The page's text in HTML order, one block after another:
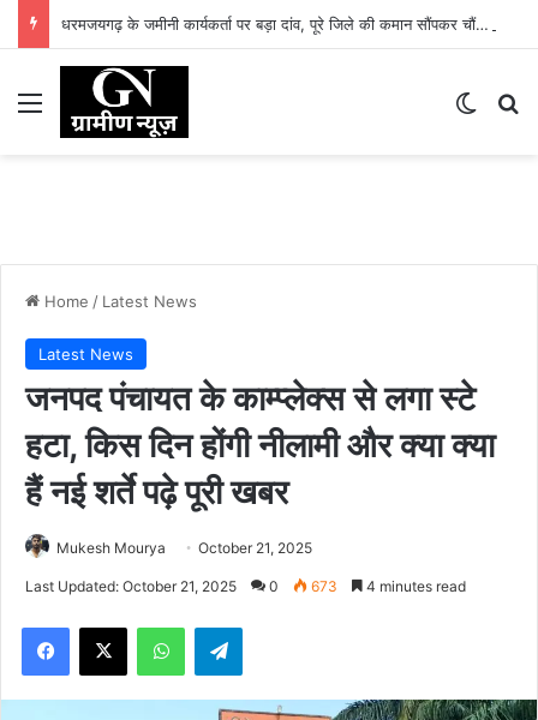
धरमजयगढ़ के जमीनी कार्यकर्ता पर बड़ा दांव, पूरे जिले की कमान सौंपकर चौंकाया
Menu
Home / Latest News
Latest News
जनपद पंचायत के काम्प्लेक्स से लगा स्टे
हटा, किस दिन होंगी नीलामी और क्या क्या
हैं नई शर्ते पढ़े पूरी खबर
Mukesh Mourya October 21, 2025
Last Updated: October 21, 2025 0 673 4 minutes read
Facebook
X WhatsAppTelegram